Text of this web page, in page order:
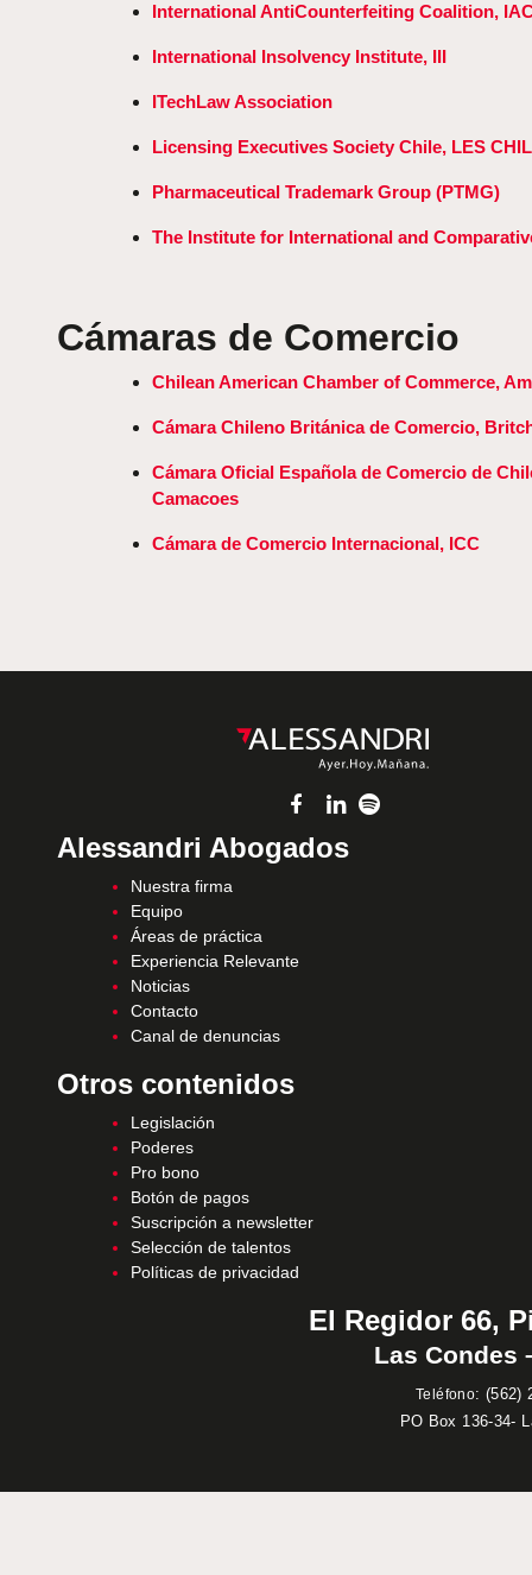
International AntiCounterfeiting Coalition,
International Insolvency Institute, III
ITechLaw Association
Licensing Executives Society Chile, LES
Pharmaceutical Trademark Group (PTMG)
The Institute for International and
Cámaras de Comercio
Chilean American Chamber of Commerce,
Cámara Chileno Británica de Comercio,
Cámara Oficial Española de Comercio de
Camacoes
Cámara de Comercio Internacional, ICC
Alessandri Abogados
Nuestra firma
Equipo
Áreas de práctica
Experiencia Relevante
Noticias
Contacto
Canal de denuncias
Otros contenidos
Legislación
Poderes
Pro bono
Botón de pagos
Suscripción a newsletter
Selección de talentos
Políticas de privacidad
El Regidor 66,
Las Condes
Teléfono: (562)
PO Box 136-34-